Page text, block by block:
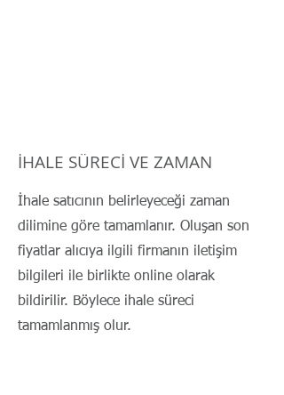
İHALE SÜRECİ VE ZAMAN
İhale satıcının belirleyeceği zaman
dilimine göre tamamlanır. Oluşan son
fiyatlar alıcıya ilgili firmanın iletişim
bilgileri ile birlikte online olarak
bildirilir. Böylece ihale süreci
tamamlanmış olur.